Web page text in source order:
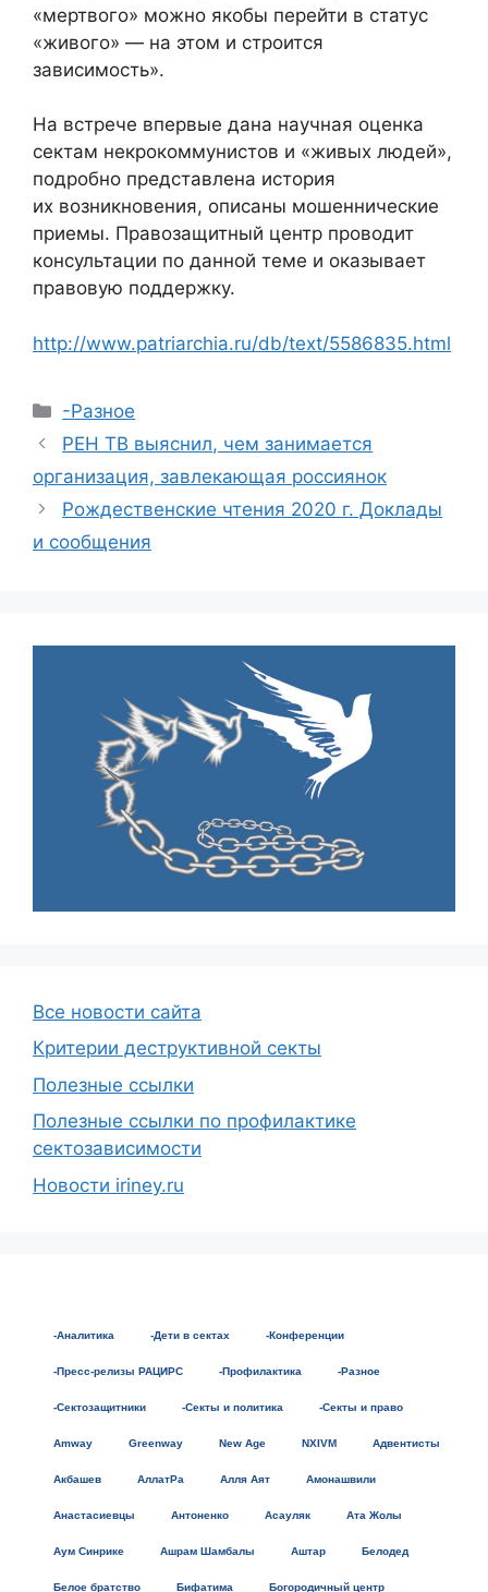
«мертвого» можно якобы перейти в статус
«живого» — на этом и строится
зависимость».
На встрече впервые дана научная оценка
сектам некрокоммунистов и «живых людей»,
подробно представлена история
их возникновения, описаны мошеннические
приемы. Правозащитный центр проводит
консультации по данной теме и оказывает
правовую поддержку.
http://www.patriarchia.ru/db/text/5586835.html
Рубрики
-Разное
РЕН ТВ выяснил, чем занимается
организация, завлекающая россиянок
Рождественские чтения 2020 г. Доклады
и сообщения
Все новости сайта
Критерии деструктивной секты
Полезные ссылки
Полезные ссылки по профилактике
сектозависимости
Новости iriney.ru
-Аналитика -Дети в сектах -Конференции
-Пресс-релизы РАЦИРС -Профилактика -Разное
-Сектозащитники -Секты и политика -Секты и право
Amway Greenway New Age NXIVM Адвентисты
Акбашев АллатРа Алля Аят Амонашвили
Анастасиевцы Антоненко Асауляк Ата Жолы
Аум Синрике Ашрам Шамбалы Аштар Белодед
Белое братство Бифатима Богородичный центр